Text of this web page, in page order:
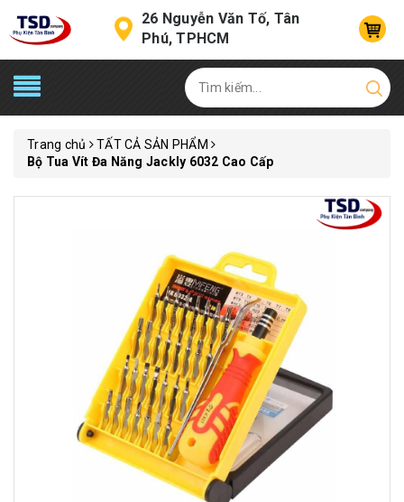
26 Nguyễn Văn Tố, Tân
Phú, TPHCM
Trang chủ
TẤT CẢ SẢN PHẨM
Bộ Tua Vít Đa Năng Jackly 6032 Cao Cấp